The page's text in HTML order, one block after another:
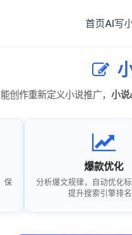
首页AI写
创作重新定义小说推广， 小说
保
爆款优化
分析爆文规律，自动优化标
提升搜索引擎排名